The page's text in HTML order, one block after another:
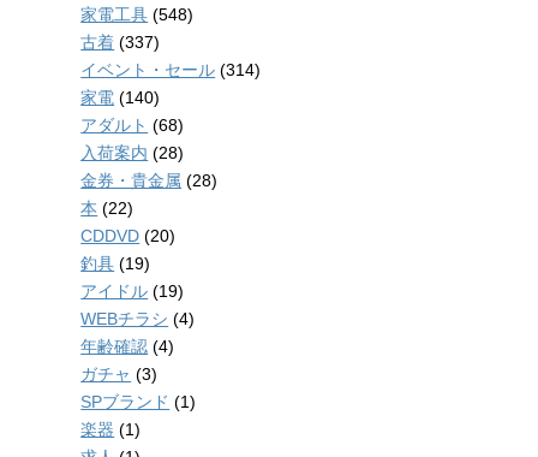
家電工具 (548)
古着 (337)
イベント・セール (314)
家電 (140)
アダルト (68)
入荷案内 (28)
金券・貴金属 (28)
本 (22)
CDDVD (20)
釣具 (19)
アイドル (19)
WEBチラシ (4)
年齢確認 (4)
ガチャ (3)
SPブランド (1)
楽器 (1)